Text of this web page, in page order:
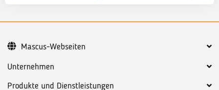
Unternehmen
Produkte und Dienstleistungen
Mascus-Webseiten